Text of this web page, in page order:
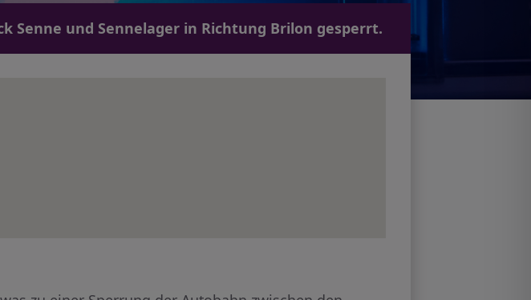
Senne und Sennelager in Richtung Brilon gesperrt.